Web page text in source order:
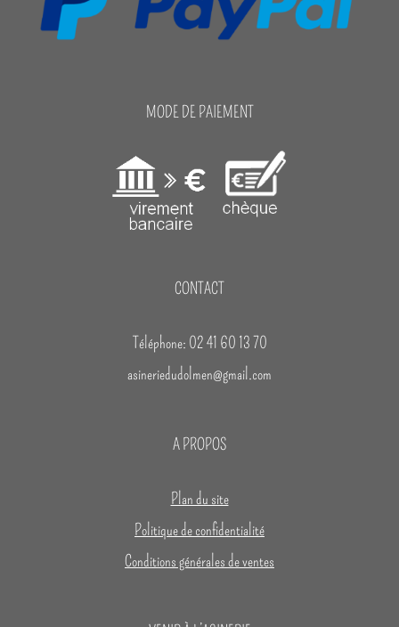
MODE DE PAIEMENT
CONTACT
Téléphone: 02 41 60 13 70
asineriedudolmen@gmail.com
A PROPOS
Plan du site
Politique de confidentialité
Conditions générales de ventes